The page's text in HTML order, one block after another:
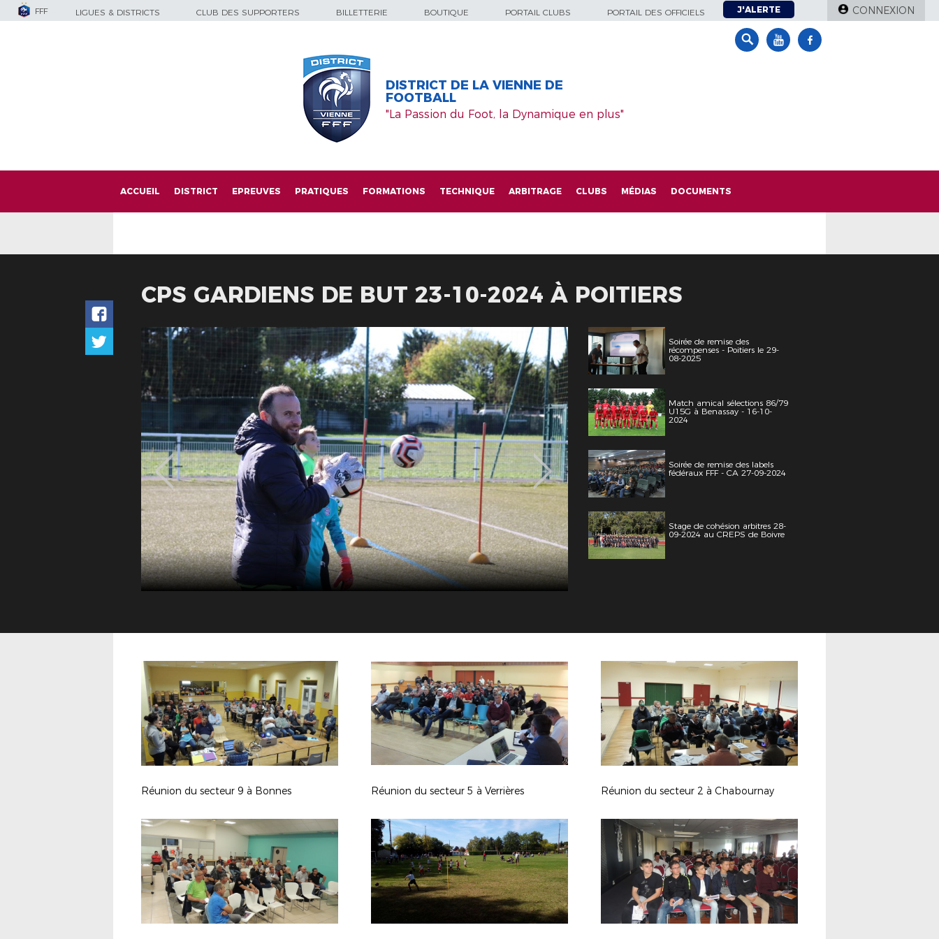
FFF LIGUES & DISTRICTS CLUB DES SUPPORTERS BILLETTERIE BOUTIQUE PORTAIL CLUBS PORTAIL DES OFFICIELS J'ALERTE CONNEXION
DISTRICT DE LA VIENNE DE
FOOTBALL
"La Passion du Foot, la Dynamique en plus"
ACCUEIL DISTRICT EPREUVES PRATIQUES FORMATIONS TECHNIQUE ARBITRAGE CLUBS MÉDIAS DOCUMENTS
CPS GARDIENS DE BUT 23-10-2024 À POITIERS
Soirée de remise des
récompenses - Poitiers le 29-
08-2025
Match amical sélections 86/79
U15G à Benassay - 16-10-
2024
Soirée de remise des labels
fédéraux FFF - CA 27-09-2024
Stage de cohésion arbitres 28-
09-2024 au CREPS de Boivre
Réunion du secteur 9 à Bonnes Réunion du secteur 5 à Verrières Réunion du secteur 2 à Chabournay